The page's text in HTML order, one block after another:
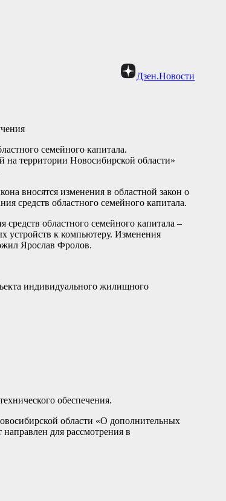
Дзен.Новости
семейного капитала.
территории Новосибирской области»
вносятся изменения в областной закон о
средств областного семейного капитала.
областного семейного капитала –
устройств к компьютеру. Изменения
Ярослав Фролов.
индивидуального жилищного
обеспечения.
области «О дополнительных
для рассмотрения в